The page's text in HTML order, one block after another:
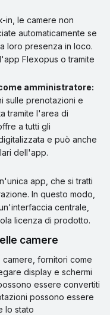
in, le camere non
automaticamente se
loro presenza in loco.
Flexopus o tramite
amministratore:
sulle prenotazioni e
tramite l'area di
a tutti gli
e può anche
dell'app.
app, che si tratti
In questo modo,
centrale,
licenza di prodotto.
camere
fornitori come
display e schermi
essere convertiti
possono essere
lo stato